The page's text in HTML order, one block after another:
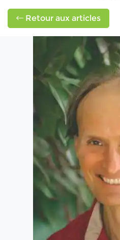
Retour aux articles